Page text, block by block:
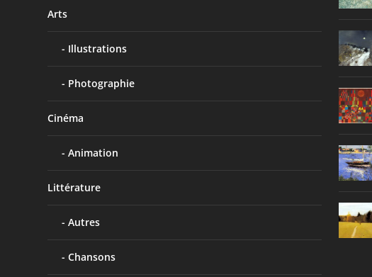
Arts
Illustrations
Photographie
Cinéma
Animation
Littérature
Autres
Chansons